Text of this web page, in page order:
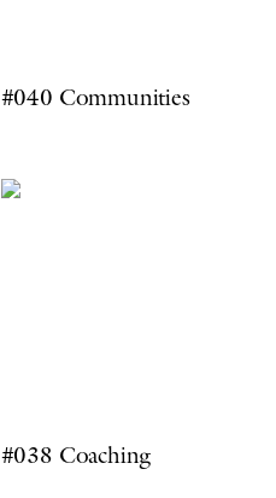
#040 Communities
#038 Coaching